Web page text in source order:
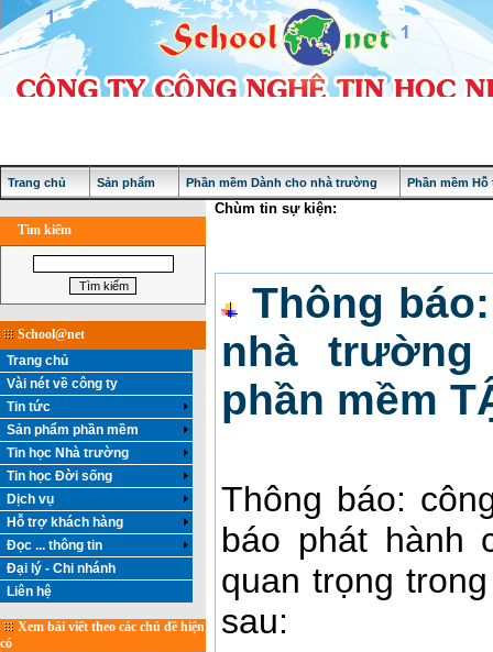
Trang chủ Sản phẩm Phần mềm Dành cho nhà trường Phần mềm
Tìm kiếm
School@net
Trang chủ
Vài nét về công ty
Tin tức
Sản phẩm phần mềm
Tin học Nhà trường
Tin học Đời sống
Dịch vụ
Hỗ trợ khách hàng
Đọc ... thông tin
Đại lý - Chi nhánh
Liên hệ
Xem bài viết theo các chủ đề hiện
có
Chùm tin sự kiện:
Thông
nhà
phần mềm
Thông báo:
báo phát hành
quan trọng
sau: